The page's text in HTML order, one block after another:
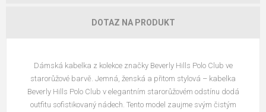
DOTAZ NA PRODUKT
Dámská kabelka z kolekce značky Beverly Hills Polo Club ve
starorůžové barvě. Jemná, ženská a přitom stylová – kabelka
Beverly Hills Polo Club v elegantním starorůžovém odstínu dodá
outfitu sofistikovaný nádech. Tento model zaujme svým čistým